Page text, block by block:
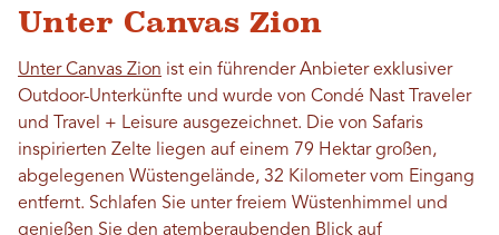
Unter Canvas Zion
Unter Canvas Zion ist ein führender Anbieter exklusiver
Outdoor-Unterkünfte und wurde von Condé Nast Traveler
und Travel + Leisure ausgezeichnet. Die von Safaris
inspirierten Zelte liegen auf einem 79 Hektar großen,
abgelegenen Wüstengelände, 32 Kilometer vom Eingang
entfernt. Schlafen Sie unter freiem Wüstenhimmel und
genießen Sie den atemberaubenden Blick auf